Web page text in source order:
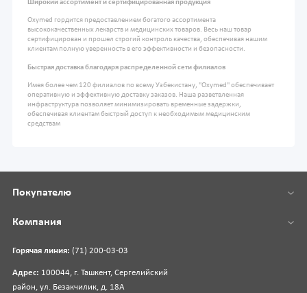
Широкий ассортимент и сертифицированная продукция
Oxymed гордится предоставлением богатого ассортимента
высококачественных лекарств и медицинских товаров. Весь наш товар
сертифицирован и прошел строгий контроль качества, обеспечивая нашим
клиентам полную уверенность в его эффективности и безопасности.
Быстрая доставка благодаря распределенной сети филиалов
Имея более чем 120 филиалов по всему Узбекистану, "Oxymed" обеспечивает
оперативную и эффективную доставку заказов. Наша разветвленная
инфраструктура позволяет минимизировать временные задержки,
обеспечивая клиентам быстрый доступ к необходимым медицинским
средствам
Горячая линия: (71) 200-03-03
Адрес: 100044, г. Ташкент, Сергелийский
район, ул. Безакчилик, д. 18А
Покупателю
Компания